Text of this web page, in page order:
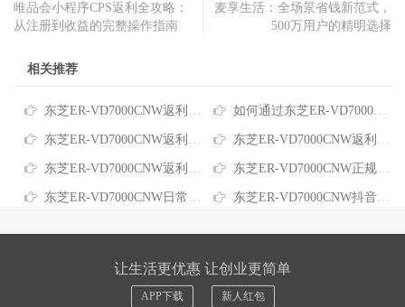
唯品会小程序CPS返利全攻略：
从注册到收益的完整操作指南
麦享生活：全场景省钱新范式，
500万用户的精明选择
相关推荐
东芝ER-VD7000CNW返利平台：网购高端家电怎么买更划算 如何通过东芝ER-VD7000CNW返利小程序享受最大购物优惠
东芝ER-VD7000CNW返利优惠券：省心省钱的实用攻略 东芝ER-VD7000CNW返利app：购买高端家电这样买最划算
东芝ER-VD7000CNW返利：这样买微蒸烤一体机更省钱 东芝ER-VD7000CNW正规返利平台：如何通过比价工具轻松省钱
东芝ER-VD7000CNW日常网购返利：精明选购省钱攻略 东芝ER-VD7000CNW抖音返利：怎么买这款高端咖啡机更省钱
让生活更优惠 让创业更简单
APP下载 新人红包